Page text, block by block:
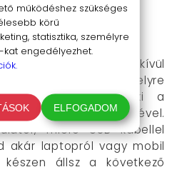
is töltheted vele.
kemping lámpa rendkívül
Akaszd fel a kívánt helyre
majd válaszd ki a
a gombok segítségével.
micro USB kábellel
akár laptopról vagy mobil
állsz a következő
működéshez szükséges
körű
statisztika, személyre
engedélyezhet.
ELFOGADOM